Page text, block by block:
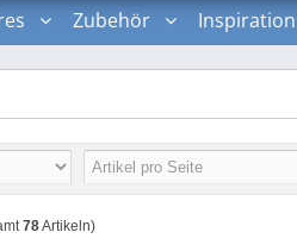
Zubehör Inspiration
78Artikeln)